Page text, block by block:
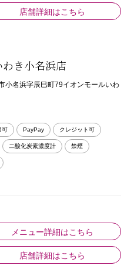
店舗詳細はこちら
き小名浜店
小名浜字辰巳町79イオンモールいわ
可 PayPay クレジット可
二酸化炭素濃度計 禁煙
メニュー詳細はこちら
店舗詳細はこちら